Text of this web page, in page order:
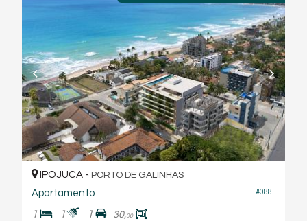
#088
IPOJUCA - PORTO DE GALINHAS
Apartamento
1 1 1 30,00